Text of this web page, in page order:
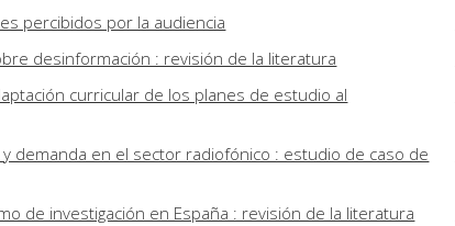
percibidos por la audiencia
desinformación : revisión de la literatura
curricular de los planes de estudio al
demanda en el sector radiofónico : estudio de caso de
de investigación en España : revisión de la literatura